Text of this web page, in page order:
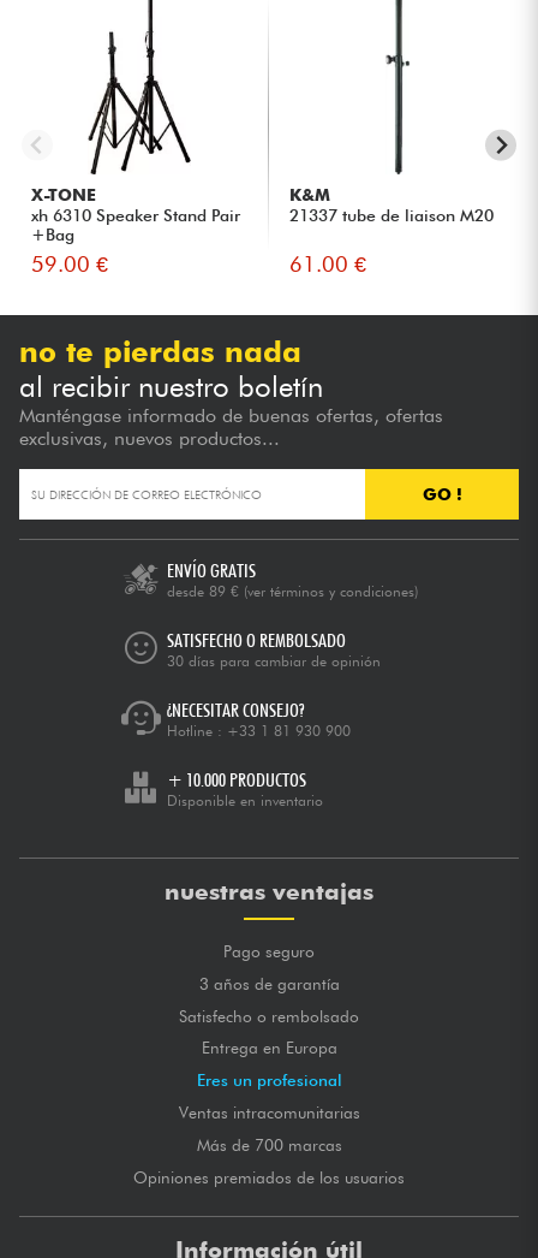
X-TONE
xh 6310 Speaker Stand Pair
+Bag
59.00 €
K&M
21337 tube de liaison M20
61.00 €
no te pierdas nada
al recibir nuestro boletín
Manténgase informado de buenas ofertas, ofertas
exclusivas, nuevos productos...
GO !
ENVÍO GRATIS
desde 89 € (ver términos y condiciones)
SATISFECHO O REMBOLSADO
30 días para cambiar de opinión
¿NECESITAR CONSEJO?
Hotline : +33 1 81 930 900
+ 10.000 PRODUCTOS
Disponible en inventario
nuestras ventajas
Pago seguro
3 años de garantía
Satisfecho o rembolsado
Entrega en Europa
Eres un profesional
Ventas intracomunitarias
Más de 700 marcas
Opiniones premiados de los usuarios
Información útil